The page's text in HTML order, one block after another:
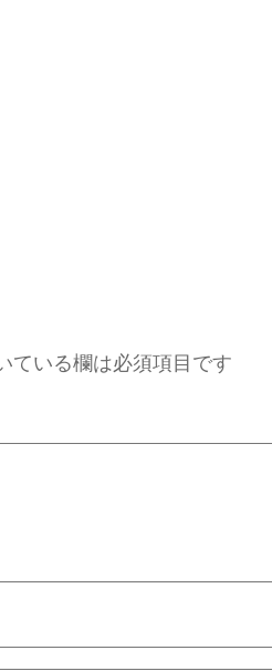
ている欄は必須項目です